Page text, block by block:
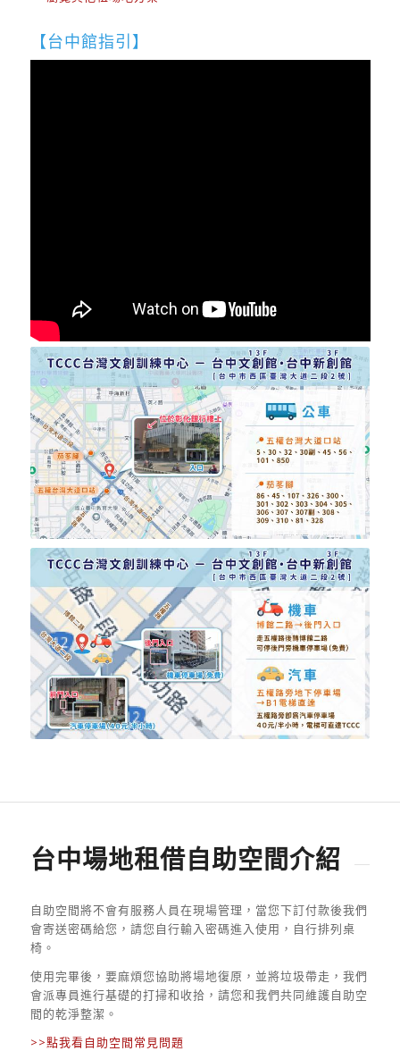
【台中館指引】
台中場地租借自助空間介紹
自助空間將不會有服務人員在現場管理，當您下訂付款後我們
會寄送密碼給您，請您自行輸入密碼進入使用，自行排列桌
椅。
使用完畢後，要麻煩您協助將場地復原，並將垃圾帶走，我們
會派專員進行基礎的打掃和收拾，請您和我們共同維護自助空
間的乾淨整潔。
>>點我看自助空間常見問題